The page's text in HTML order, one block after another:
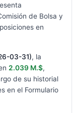
de Bolsa y
en
03-31), la
2.039 M.$,
de su historial
en el Formulario